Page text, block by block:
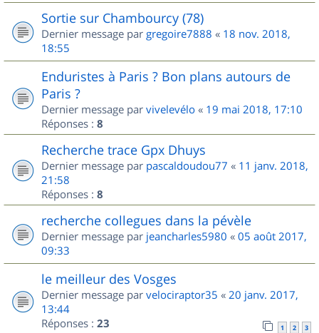
Sortie sur Chambourcy (78)
Dernier message par gregoire7888 « 18 nov. 2018,
18:55
Enduristes à Paris ? Bon plans autours de
Paris ?
Dernier message par vivelevélo « 19 mai 2018, 17:10
Réponses : 8
Recherche trace Gpx Dhuys
Dernier message par pascaldoudou77 « 11 janv. 2018,
21:58
Réponses : 8
recherche collegues dans la pévèle
Dernier message par jeancharles5980 « 05 août 2017,
09:33
le meilleur des Vosges
Dernier message par velociraptor35 « 20 janv. 2017,
13:44
Réponses : 23 1 2 3